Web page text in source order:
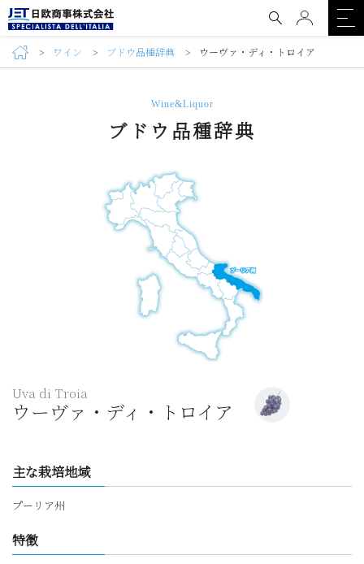
ワイン ブドウ品種辞典 ウーヴァ・ディ・トロイア
Wine&Liquor
ブドウ品種辞典
Uva di Troia
ウーヴァ・ディ・トロイア
主な栽培地域
プーリア州
特徴